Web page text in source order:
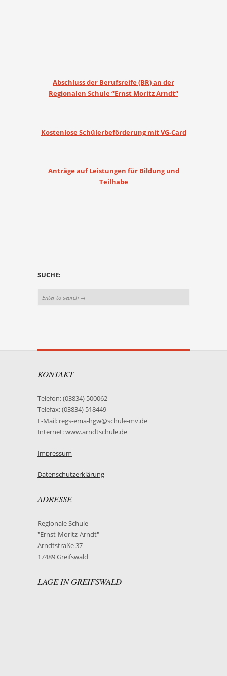
Abschluss der Berufsreife (BR) an der
Regionalen Schule “Ernst Moritz Arndt“
Kostenlose Schülerbeförderung mit VG-Card
Anträge auf Leistungen für Bildung und
Teilhabe
SUCHE:
KONTAKT
Telefon: (03834) 500062
Telefax: (03834) 518449
E-Mail: regs-ema-hgw@schule-mv.de
Internet: www.arndtschule.de
Impressum
Datenschutzerklärung
ADRESSE
Regionale Schule
"Ernst-Moritz-Arndt"
Arndtstraße 37
17489 Greifswald
LAGE IN GREIFSWALD